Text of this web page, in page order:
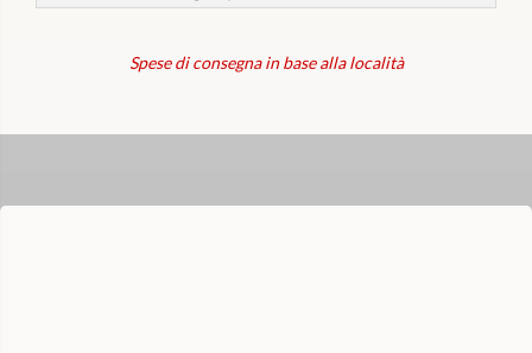
Spese di consegna in base alla località